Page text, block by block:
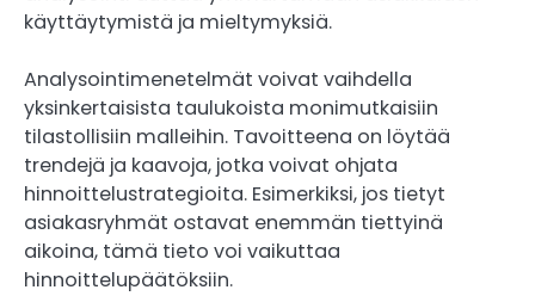
käyttäytymistä ja mieltymyksiä.
Analysointimenetelmät voivat vaihdella
yksinkertaisista taulukoista monimutkaisiin
tilastollisiin malleihin. Tavoitteena on löytää
trendejä ja kaavoja, jotka voivat ohjata
hinnoittelustrategioita. Esimerkiksi, jos tietyt
asiakasryhmät ostavat enemmän tiettyinä
aikoina, tämä tieto voi vaikuttaa
hinnoittelupäätöksiin.